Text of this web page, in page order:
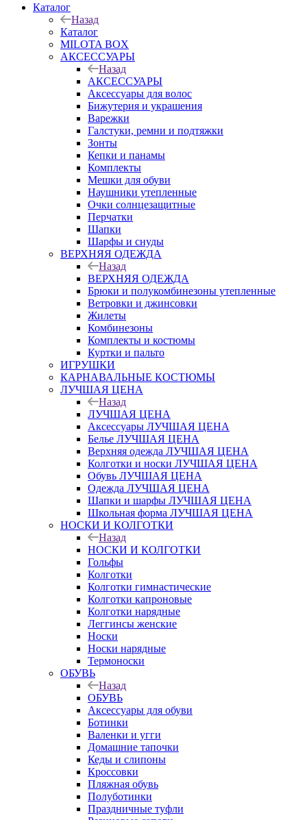
Каталог
Назад
Каталог
MILOTA BOX
АКСЕССУАРЫ
Назад
АКСЕССУАРЫ
Аксессуары для волос
Бижутерия и украшения
Варежки
Галстуки, ремни и подтяжки
Зонты
Кепки и панамы
Комплекты
Мешки для обуви
Наушники утепленные
Очки солнцезащитные
Перчатки
Шапки
Шарфы и снуды
ВЕРХНЯЯ ОДЕЖДА
Назад
ВЕРХНЯЯ ОДЕЖДА
Брюки и полукомбинезоны утепленные
Ветровки и джинсовки
Жилеты
Комбинезоны
Комплекты и костюмы
Куртки и пальто
ИГРУШКИ
КАРНАВАЛЬНЫЕ КОСТЮМЫ
ЛУЧШАЯ ЦЕНА
Назад
ЛУЧШАЯ ЦЕНА
Аксессуары ЛУЧШАЯ ЦЕНА
Белье ЛУЧШАЯ ЦЕНА
Верхняя одежда ЛУЧШАЯ ЦЕНА
Колготки и носки ЛУЧШАЯ ЦЕНА
Обувь ЛУЧШАЯ ЦЕНА
Одежда ЛУЧШАЯ ЦЕНА
Шапки и шарфы ЛУЧШАЯ ЦЕНА
Школьная форма ЛУЧШАЯ ЦЕНА
НОСКИ И КОЛГОТКИ
Назад
НОСКИ И КОЛГОТКИ
Гольфы
Колготки
Колготки гимнастические
Колготки капроновые
Колготки нарядные
Леггинсы женские
Носки
Носки нарядные
Термоноски
ОБУВЬ
Назад
ОБУВЬ
Аксессуары для обуви
Ботинки
Валенки и угги
Домашние тапочки
Кеды и слипоны
Кроссовки
Пляжная обувь
Полуботинки
Праздничные туфли